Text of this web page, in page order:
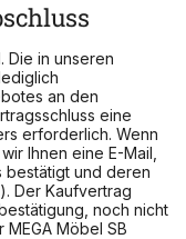
Die in unseren
an den
eine
erforderlich. Wenn
Ihnen eine E-Mail,
bestätigt und deren
Der Kaufvertrag
noch nicht
Möbel SB